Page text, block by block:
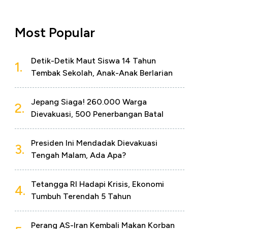
Most Popular
1.
Detik-Detik Maut Siswa 14 Tahun
Tembak Sekolah, Anak-Anak Berlarian
2.
Jepang Siaga! 260.000 Warga
Dievakuasi, 500 Penerbangan Batal
3.
Presiden Ini Mendadak Dievakuasi
Tengah Malam, Ada Apa?
4.
Tetangga RI Hadapi Krisis, Ekonomi
Tumbuh Terendah 5 Tahun
Perang AS-Iran Kembali Makan Korban